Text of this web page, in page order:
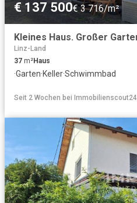
€ 137 500€ 3 716/m²
Linz-Land
37 m²Haus
·Garten·Keller·Schwimmbad
Seit 2 Wochen bei Immobilienscout24